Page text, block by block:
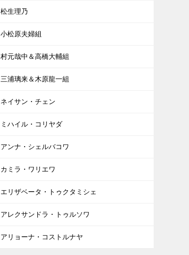
松生理乃
小松原夫婦組
村元哉中＆高橋大輔組
三浦璃来＆木原龍一組
ネイサン・チェン
ミハイル・コリヤダ
アンナ・シェルバコワ
カミラ・ワリエワ
エリザベータ・トゥクタミシェ
アレクサンドラ・トゥルソワ
アリョーナ・コストルナヤ